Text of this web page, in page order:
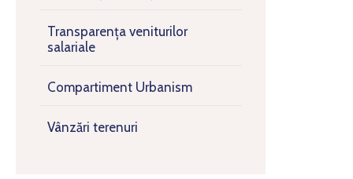
Transparența veniturilor
salariale
Compartiment Urbanism
Vânzări terenuri